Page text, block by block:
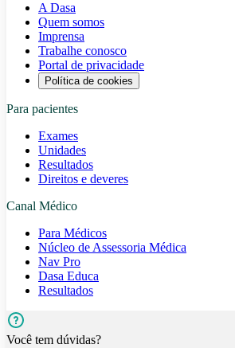
A Dasa
Quem somos
Imprensa
Trabalhe conosco
Portal de privacidade
Política de cookies
Para pacientes
Exames
Unidades
Resultados
Direitos e deveres
Canal Médico
Para Médicos
Núcleo de Assessoria Médica
Nav Pro
Dasa Educa
Resultados
Você tem dúvidas?